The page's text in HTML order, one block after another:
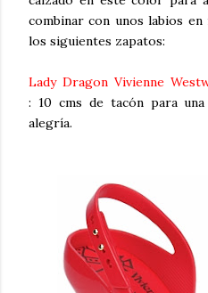
combinar con unos labios
los siguientes zapatos:
Lady Dragon Vivienne
: 10 cms de tacón para
alegría.